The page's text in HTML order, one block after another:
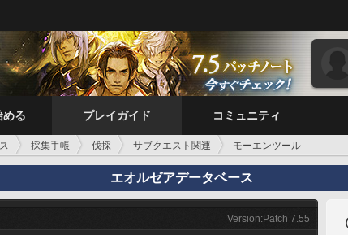
める プレイガイド コミュニティ
採集手帳 伐採 サブクエスト関連 モーエンツール
エオルゼアデータベース
Version:Patch 7.55